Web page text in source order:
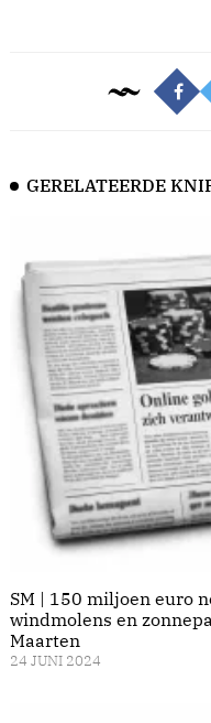
GERELATEERDE
SM | 150 miljoen euro
windmolens en
Maarten
24 JUNI 2024